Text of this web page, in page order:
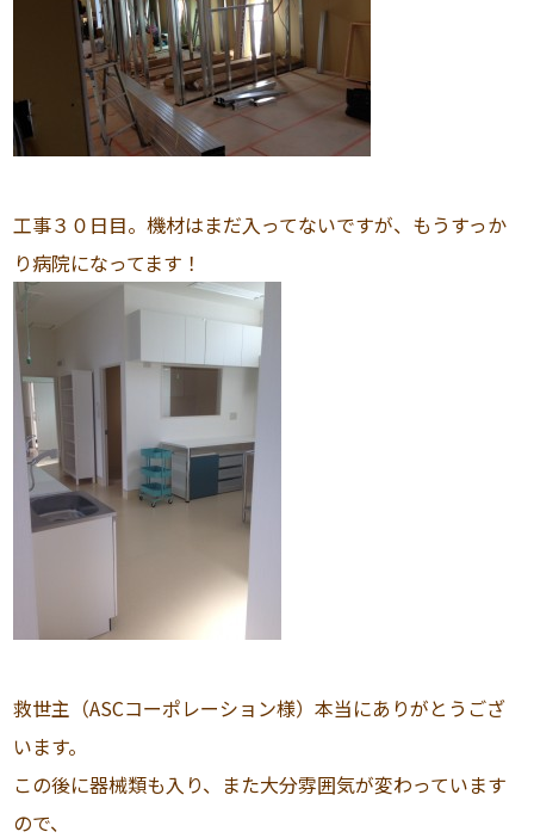
工事３０日目。機材はまだ入ってないですが、もうすっか
り病院になってます！
救世主（ASCコーポレーション様）本当にありがとうござ
います。
この後に器械類も入り、また大分雰囲気が変わっています
ので、